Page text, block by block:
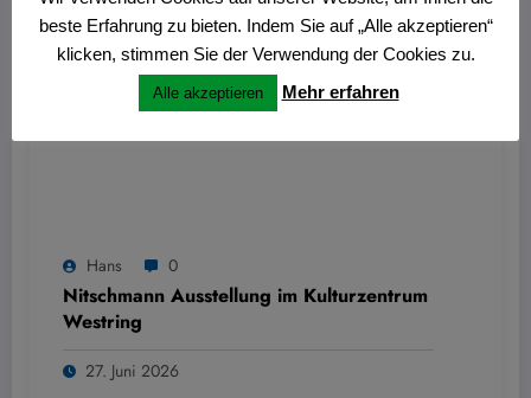
Hans 0
Nitschmann Ausstellung im Kulturzentrum
Westring
27. Juni 2026
beste Erfahrung zu bieten. Indem Sie auf „Alle akzeptieren“
klicken, stimmen Sie der Verwendung der Cookies zu.
Alle akzeptieren Mehr erfahren